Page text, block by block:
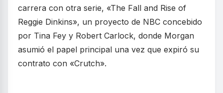
carrera con otra serie, «The Fall and Rise of
Reggie Dinkins», un proyecto de NBC concebido
por Tina Fey y Robert Carlock, donde Morgan
asumió el papel principal una vez que expiró su
contrato con «Crutch».